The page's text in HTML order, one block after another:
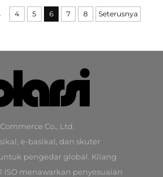
Biasa Garpu Keluli
4 5 6 7 8 Seterusnya
Co., Ltd.
e-basikal, dan skuter
pengedar global. Kilang
ISO menawarkan penyesuaian